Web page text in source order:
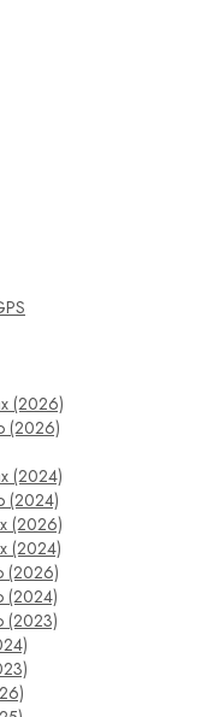
(2026)
(2026)
(2024)
(2024)
(2026)
(2024)
(2026)
(2024)
(2023)